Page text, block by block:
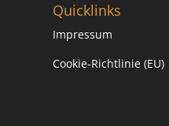
Quicklinks
Impressum
Cookie-Richtlinie (EU)